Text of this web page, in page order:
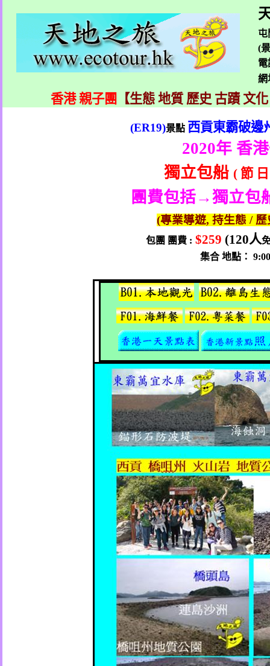
屯
(
電
香港 親子團 【生態 地質 歷史 古蹟 文
(ER19)景點 西貢東霸破邊
2020年 香
獨立包船 ( 節 日
團費包括→獨立包
(專業導遊, 持生態 / 歷
包團 團費: $259 (120人
集合 地點：